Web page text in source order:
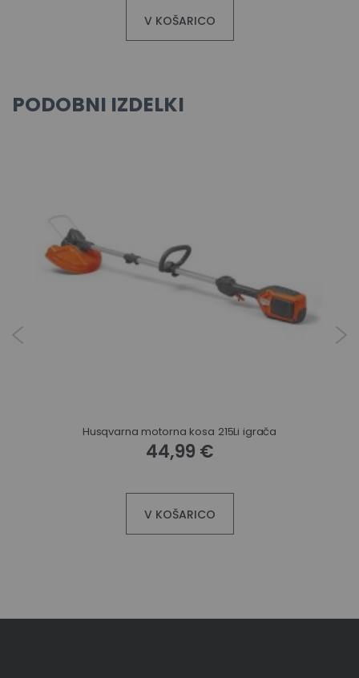
V KOŠARICO
PODOBNI IZDELKI
Husqvarna motorna kosa 215Li igrača
44,99 €
V KOŠARICO